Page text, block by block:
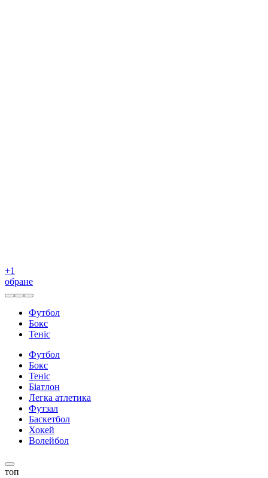
+1
обране
Футбол
Бокс
Теніс
Футбол
Бокс
Теніс
Біатлон
Легка атлетика
Футзал
Баскетбол
Хокей
Волейбол
топ